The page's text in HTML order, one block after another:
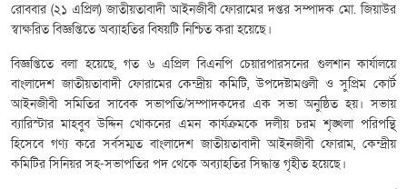
রোববার (২১ এপ্রিল) জাতীয়তাবাদী আইনজীবী ফোরামের দপ্তর সম্পাদক মো. জিয়াউর
স্বাক্ষরিত বিজ্ঞপ্তিতে অব্যাহতির বিষয়টি নিশ্চিত করা হয়েছে।
বিজ্ঞপ্তিতে বলা হয়েছে, গত ৬ এপ্রিল বিএনপি চেয়ারপারসনের গুলশান কার্যালয়ে
বাংলাদেশ জাতীয়তাবাদী ফোরামের কেন্দ্রীয় কমিটি, উপদেষ্টামণ্ডলী ও সুপ্রিম কোর্ট
আইনজীবী সমিতির সাবেক সভাপতি/সম্পাদকদের এক সভা অনুষ্ঠিত হয়। সভায়
ব্যারিস্টার মাহবুব উদ্দিন খোকনের এমন কার্যক্রমকে দলীয় চরম শৃঙ্খলা পরিপন্থি
হিসেবে গণ্য করে সর্বসম্মত বাংলাদেশ জাতীয়তাবাদী আইনজীবী ফোরাম, কেন্দ্রীয়
কমিটির সিনিয়র সহ-সভাপতির পদ থেকে অব্যাহতির সিদ্ধান্ত গৃহীত হয়েছে।